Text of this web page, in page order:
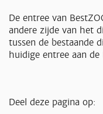
De entree van
andere zijde van het
tussen de bestaande
huidige entree aan
Deel deze pagina op: